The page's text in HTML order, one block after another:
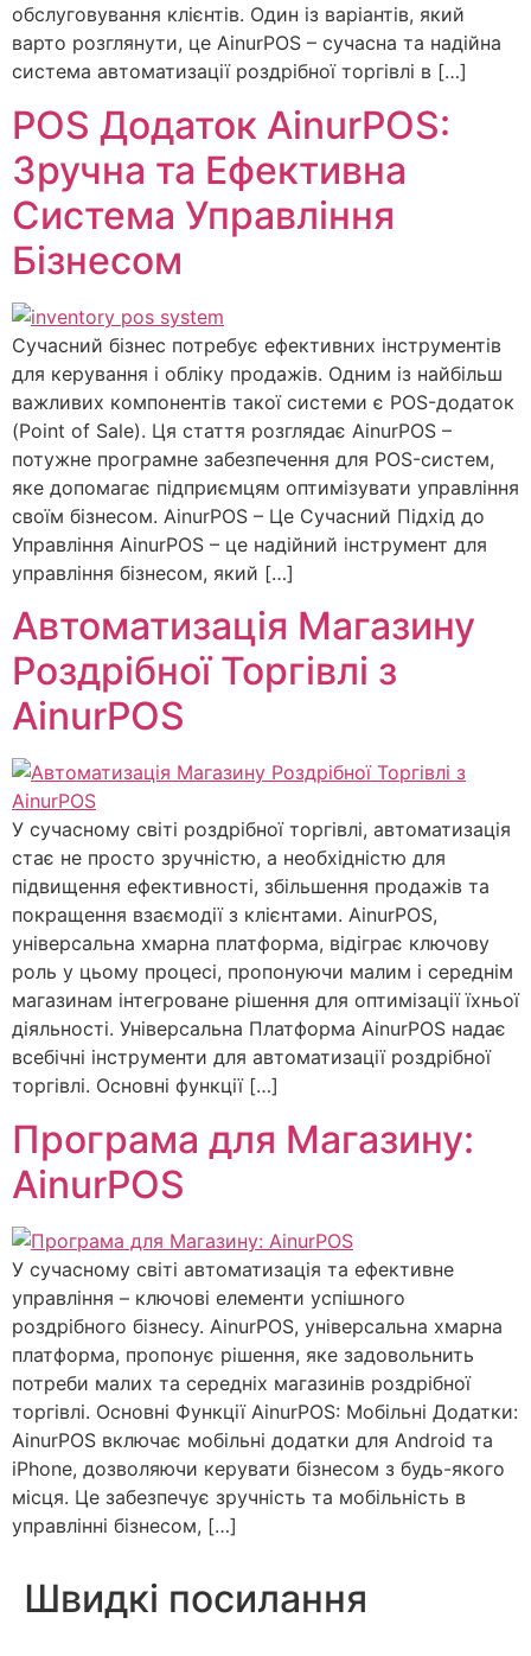
обслуговування клієнтів. Один із варіантів, який
варто розглянути, це AinurPOS – сучасна та надійна
система автоматизації роздрібної торгівлі в […]
POS Додаток AinurPOS:
Зручна та Ефективна
Система Управління
Бізнесом
Сучасний бізнес потребує ефективних інструментів
для керування і обліку продажів. Одним із найбільш
важливих компонентів такої системи є POS-додаток
(Point of Sale). Ця стаття розглядає AinurPOS –
потужне програмне забезпечення для POS-систем,
яке допомагає підприємцям оптимізувати управління
своїм бізнесом. AinurPOS – Це Сучасний Підхід до
Управління AinurPOS – це надійний інструмент для
управління бізнесом, який […]
Автоматизація Магазину
Роздрібної Торгівлі з
AinurPOS
У сучасному світі роздрібної торгівлі, автоматизація
стає не просто зручністю, а необхідністю для
підвищення ефективності, збільшення продажів та
покращення взаємодії з клієнтами. AinurPOS,
універсальна хмарна платформа, відіграє ключову
роль у цьому процесі, пропонуючи малим і середнім
магазинам інтегроване рішення для оптимізації їхньої
діяльності. Універсальна Платформа AinurPOS надає
всебічні інструменти для автоматизації роздрібної
торгівлі. Основні функції […]
Програма для Магазину:
AinurPOS
У сучасному світі автоматизація та ефективне
управління – ключові елементи успішного
роздрібного бізнесу. AinurPOS, універсальна хмарна
платформа, пропонує рішення, яке задовольнить
потреби малих та середніх магазинів роздрібної
торгівлі. Основні Функції AinurPOS: Мобільні Додатки:
AinurPOS включає мобільні додатки для Android та
iPhone, дозволяючи керувати бізнесом з будь-якого
місця. Це забезпечує зручність та мобільність в
управлінні бізнесом, […]
Швидкі посилання